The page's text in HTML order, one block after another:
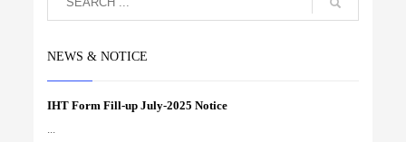
NEWS & NOTICE
IHT Form Fill-up July-2025 Notice
...